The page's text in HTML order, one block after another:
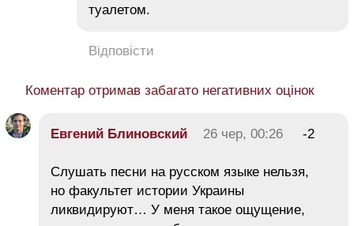
туалетом.
Відповісти
Коментар отримав забагато негативних оцінок
Евгений Блиновский 26 чер, 00:26 -2
Слушать песни на русском языке нельзя,
но факультет истории Украины
ликвидируют… У меня такое ощущение,